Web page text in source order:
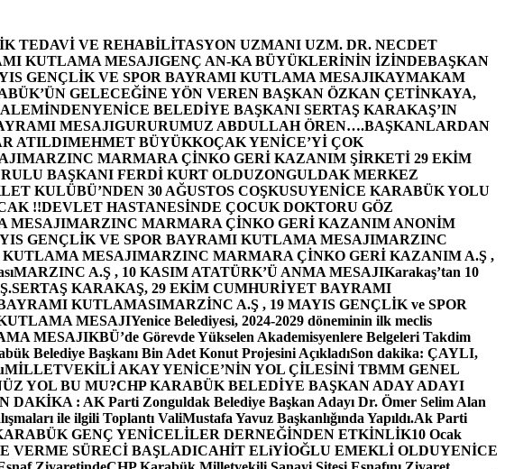
TEDAVİ VE REHABİLİTASYON UZMANI UZM. DR. NECDET
KUTLAMA MESAJIGENÇ AN-KA BÜYÜKLERİNİN İZİNDEBAŞKAN
GENÇLİK VE SPOR BAYRAMI KUTLAMA MESAJIKAYMAKAM
GELECEĞİNE YÖN VEREN BAŞKAN ÖZKAN ÇETİNKAYA,
YENİCE BELEDİYE BAŞKANI SERTAŞ KARAKAŞ’IN
MESAJIGURURUMUZ ABDULLAH ÖREN….BAŞKANLARDAN
ATILDIMEHMET BÜYÜKKOÇAK YENİCE’Yİ ÇOK
MARZINC MARMARA ÇİNKO GERİ KAZANIM ŞİRKETİ 29 EKİM
BAŞKANI FERDİ KURT OLDUZONGULDAK MERKEZ
KULÜBÜ’NDEN 30 AĞUSTOS COŞKUSUYENİCE KARABÜK YOLU
!!DEVLET HASTANESİNDE ÇOCUK DOKTORU GÖZ
MESAJIMARZINC MARMARA ÇİNKO GERİ KAZANIM ANONİM
GENÇLİK VE SPOR BAYRAMI KUTLAMA MESAJIMARZINC
MESAJIMARZINC MARMARA ÇİNKO GERİ KAZANIM A.Ş ,
MARZINC A.Ş , 10 KASIM ATATÜRK’Ü ANMA MESAJIKarakaş’tan 10
KARAKAŞ, 29 EKİM CUMHURİYET BAYRAMI
KUTLAMASIMARZİNC A.Ş , 19 MAYIS GENÇLİK ve SPOR
MESAJIYenice Belediyesi, 2024-2029 döneminin ilk meclis
MESAJIKBÜ’de Görevde Yükselen Akademisyenlere Belgeleri Takdim
Belediye Başkanı Bin Adet Konut Projesini AçıkladıSon dakika: ÇAYLI,
MİLLETVEKİLİ AKAY YENİCE’NİN YOL ÇİLESİNİ TBMM GENEL
YOL BU MU?CHP KARABÜK BELEDİYE BAŞKAN ADAY ADAYI
DAKİKA : AK Parti Zonguldak Belediye Başkan Adayı Dr. Ömer Selim Alan
ile ilgili Toplantı ValiMustafa Yavuz Başkanlığında Yapıldı.Ak Parti
GENÇ YENİCELİLER DERNEĞİNDEN ETKİNLİK10 Ocak
VERME SÜRECİ BAŞLADICAHİT ELiYİOĞLU EMEKLİ OLDUYENİCE